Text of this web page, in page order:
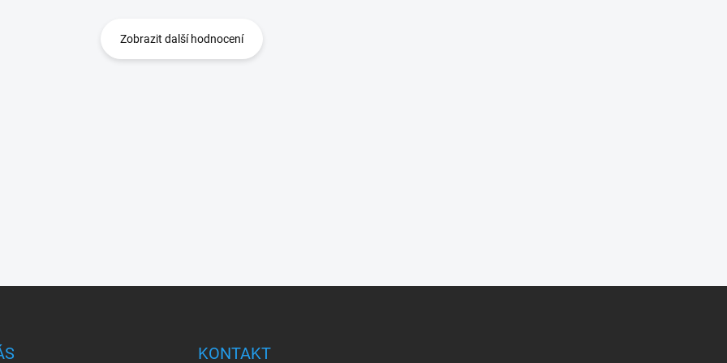
Zobrazit další hodnocení
KONTAKT